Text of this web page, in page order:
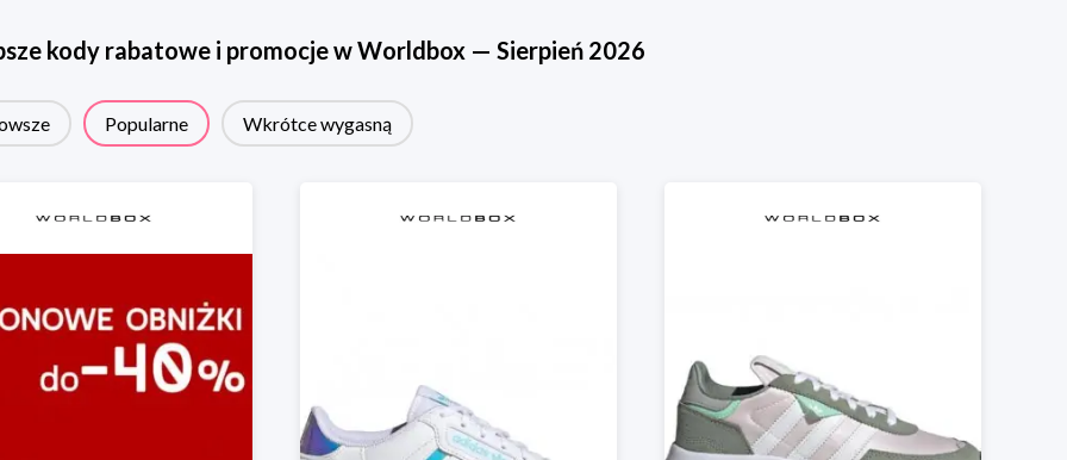
kody rabatowe i promocje wWorldbox— Sierpień 2026
Popularne Wkrótce wygasną